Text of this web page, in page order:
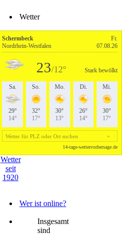
Wetter
Wetter
seit
1920
Wer ist online?
Insgesamt
sind